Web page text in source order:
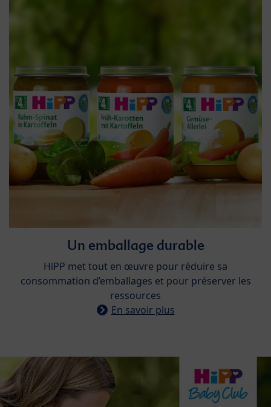
Un emballage durable​
​HiPP met tout en œuvre pour réduire sa
consommation d’emballages et pour préserver les
ressources
En savoir plus